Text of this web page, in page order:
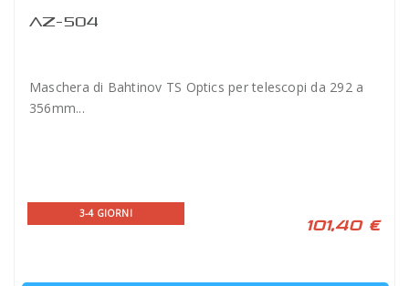
AZ-504
Maschera di Bahtinov TS Optics per telescopi da 292 a
356mm...
3-4 GIORNI
101,40 €